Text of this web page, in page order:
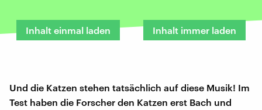
Inhalt einmal laden Inhalt immer laden
Und die Katzen stehen tatsächlich auf diese Musik! Im
Test haben die Forscher den Katzen erst Bach und